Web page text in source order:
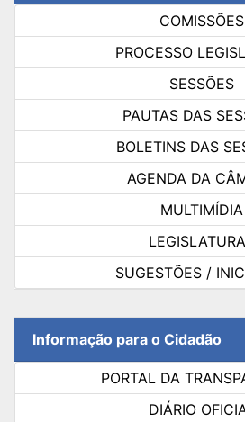
COMISSÕES
PROCESSO
SESSÕES
PAUTAS DAS
BOLETINS DAS
AGENDA DA
MULTIMÍDIA
SUGESTÕES /
Informação para o Cidadão
PORTAL DA
DIÁRIO